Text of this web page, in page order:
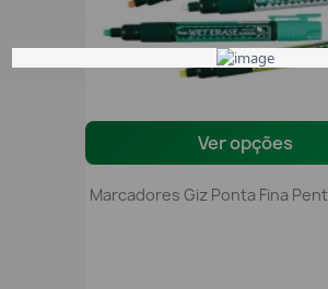
Ver opções
Marcadores Giz Ponta Fina